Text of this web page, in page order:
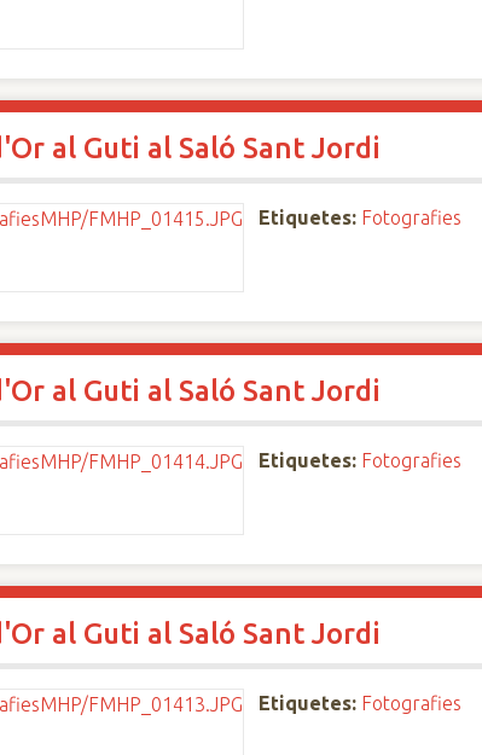
al Guti al Saló Sant Jordi
Etiquetes: Fotografies
al Guti al Saló Sant Jordi
Etiquetes: Fotografies
al Guti al Saló Sant Jordi
Etiquetes: Fotografies